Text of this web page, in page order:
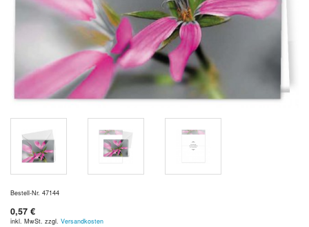
Bestell-Nr. 47144
0,57 €
inkl. MwSt. zzgl. Versandkosten